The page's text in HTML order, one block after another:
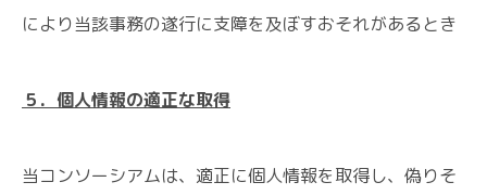
により当該事務の遂行に支障を及ぼすおそれがあるとき
５．個人情報の適正な取得
当コンソーシアムは、適正に個人情報を取得し、偽りそ